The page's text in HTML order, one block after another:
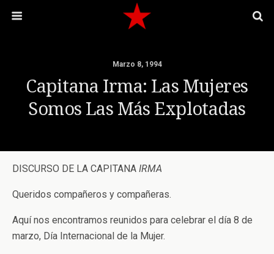
Marzo 8, 1994
Capitana Irma: Las Mujeres
Somos Las Más Explotadas
DISCURSO DE LA CAPITANA IRMA
Queridos compañeros y compañeras.
Aquí nos encontramos reunidos para celebrar el día 8 de
marzo, Día Internacional de la Mujer.